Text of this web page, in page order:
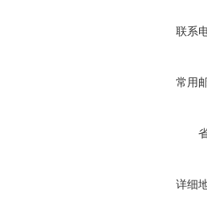
联系
常用
详细